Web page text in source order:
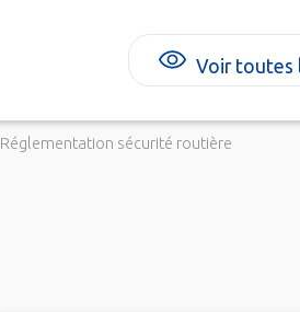
Voir toutes
Réglementation sécurité routière